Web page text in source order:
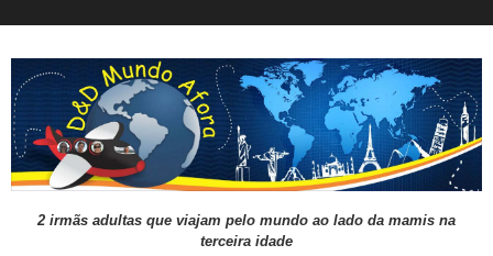
2 irmãs adultas que viajam pelo mundo ao lado da mamis na
terceira idade